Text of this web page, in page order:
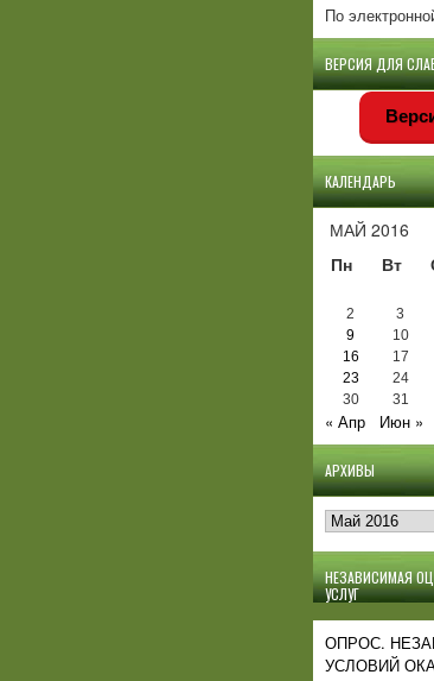
По
ВЕРСИЯ ДЛЯ
КАЛЕНДАРЬ
МАЙ 2016
Пн
Вт
2
3
9
10
16
17
23
24
30
31
« Апр Июн »
АРХИВЫ
Архивы
НЕЗАВИСИМАЯ
УСЛУГ
ОПРОС.
УСЛОВИЙ